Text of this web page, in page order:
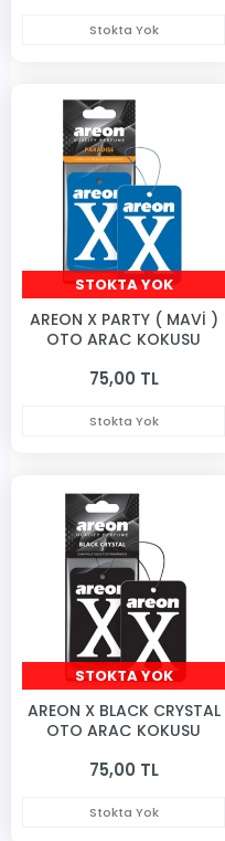
Stokta Yok
STOKTA YOK
AREON X PARTY ( MAVİ )
OTO ARAÇ KOKUSU
75,00 TL
Stokta Yok
STOKTA YOK
AREON X BLACK CRYSTAL
OTO ARAÇ KOKUSU
75,00 TL
Stokta Yok